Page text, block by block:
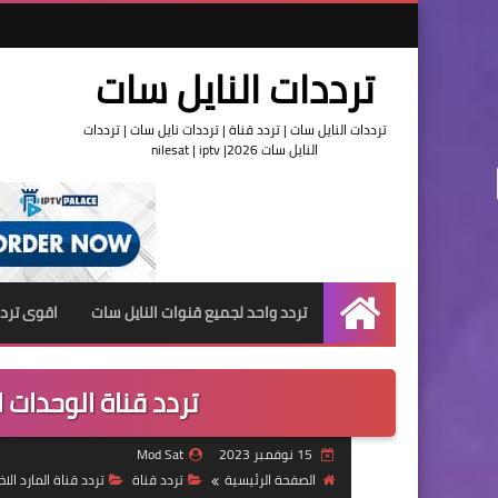
ترددات النايل سات
ترددات النايل سات | تردد قناة | ترددات نايل سات | ترددات
النايل سات 2026| nilesat | iptv
الرئيسية
تردد واحد لجميع قنوات النايل سات اقوى
تردد قناة الوحدات
Mod Sat
الصفحة الرئيسية
تردد قناة تردد قناة المارد